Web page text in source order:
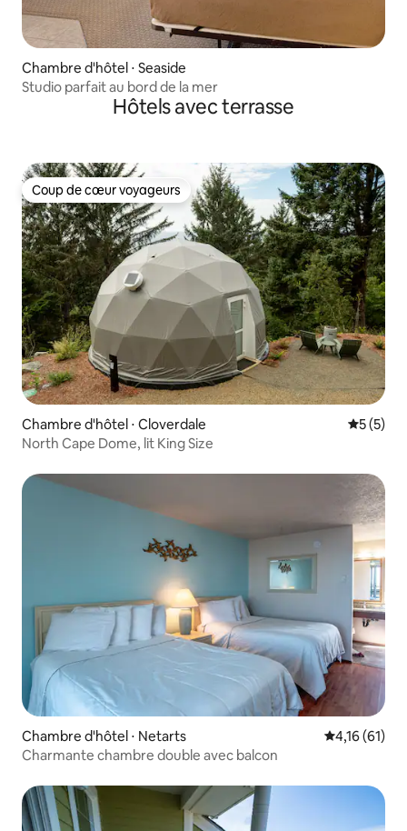
Chambre d'hôtel ⋅ Seaside
Studio parfait au bord de la mer
Hôtels avec terrasse
Coup de cœur voyageurs
Coup de cœur voyageurs
Chambre d'hôtel ⋅ Cloverdale
5 (5)
North Cape Dome, lit King Size
Chambre d'hôtel ⋅ Netarts Évaluation
4,16 (61)
Charmante chambre double avec balcon